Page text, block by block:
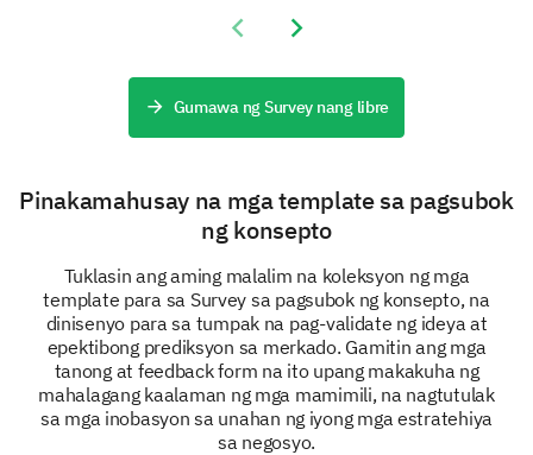
Previous slide
Next slide
Gumawa ng Survey nang libre
Pinakamahusay na mga template sa pagsubok
ng konsepto
Tuklasin ang aming malalim na koleksyon ng mga
template para sa Survey sa pagsubok ng konsepto, na
dinisenyo para sa tumpak na pag-validate ng ideya at
epektibong prediksyon sa merkado. Gamitin ang mga
tanong at feedback form na ito upang makakuha ng
mahalagang kaalaman ng mga mamimili, na nagtutulak
sa mga inobasyon sa unahan ng iyong mga estratehiya
sa negosyo.